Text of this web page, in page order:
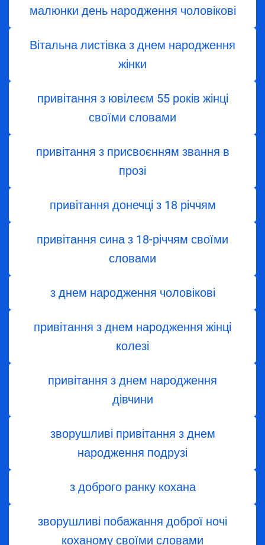
малюнки день народження чоловікові
Вітальна листівка з днем народження
жінки
привітання з ювілеєм 55 років жінці
своїми словами
привітання з присвоєнням звання в
прозі
привітання донечці з 18 річчям
привітання сина з 18-річчям своїми
словами
з днем народження чоловікові
привітання з днем народження жінці
колезі
привітання з днем ​​народження
дівчини
зворушливі привітання з днем
народження подрузі
з доброго ранку кохана
зворушливі побажання доброї ночі
коханому своїми словами